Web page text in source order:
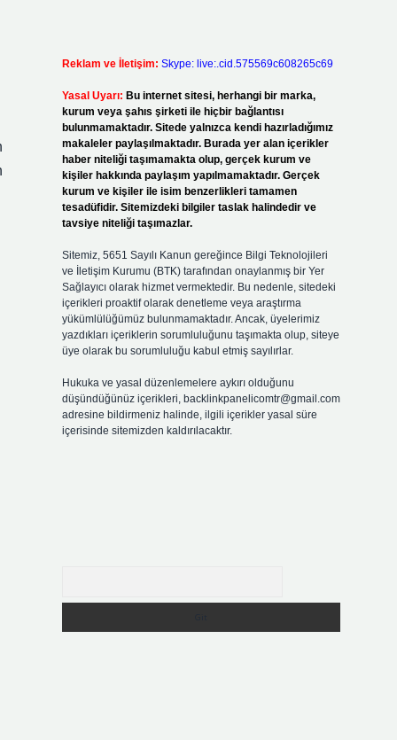
Reklam ve İletişim: Skype: live:.cid.575569c608265c69
Yasal Uyarı: Bu internet sitesi, herhangi bir marka,
kurum veya şahıs şirketi ile hiçbir bağlantısı
bulunmamaktadır. Sitede yalnızca kendi hazırladığımız
makaleler paylaşılmaktadır. Burada yer alan içerikler
haber niteliği taşımamakta olup, gerçek kurum ve
kişiler hakkında paylaşım yapılmamaktadır. Gerçek
kurum ve kişiler ile isim benzerlikleri tamamen
tesadüfidir. Sitemizdeki bilgiler taslak halindedir ve
tavsiye niteliği taşımazlar.
Sitemiz, 5651 Sayılı Kanun gereğince Bilgi Teknolojileri
ve İletişim Kurumu (BTK) tarafından onaylanmış bir Yer
Sağlayıcı olarak hizmet vermektedir. Bu nedenle, sitedeki
içerikleri proaktif olarak denetleme veya araştırma
yükümlülüğümüz bulunmamaktadır. Ancak, üyelerimiz
yazdıkları içeriklerin sorumluluğunu taşımakta olup, siteye
üye olarak bu sorumluluğu kabul etmiş sayılırlar.
Hukuka ve yasal düzenlemelere aykırı olduğunu
düşündüğünüz içerikleri, backlinkpanelicomtr@gmail.com
adresine bildirmeniz halinde, ilgili içerikler yasal süre
içerisinde sitemizden kaldırılacaktır.